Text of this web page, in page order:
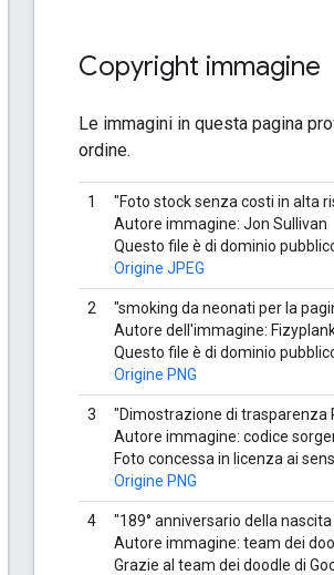
Copyright immagine
Le immagini in questa pagina
ordine.
1
"Foto stock senza costi in alta
Autore immagine: Jon Sullivan
Questo file è di dominio
Origine JPEG
2
"smoking da neonati per la
Autore dell'immagine:
Questo file è di dominio
Origine PNG
3
"Dimostrazione di trasparenza
Autore immagine: codice
Foto concessa in licenza ai
Origine PNG
4
"189° anniversario della
Autore immagine: team dei
Grazie al team dei doodle di